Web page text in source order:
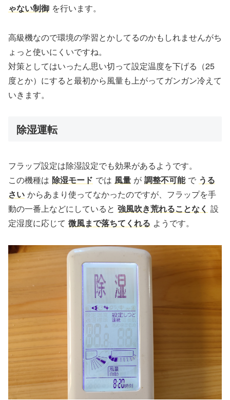
ゃない制御 を行います。
高級機なので環境の学習とかしてるのかもしれませんがち
ょっと使いにくいですね。
対策としてはいったん思い切って設定温度を下げる（25
度とか）にすると最初から風量も上がってガンガン冷えて
いきます。
除湿運転
フラップ設定は除湿設定でも効果があるようです。
この機種は 除湿モード では 風量 が 調整不可能 で うる
さい からあまり使ってなかったのですが、フラップを手
動の一番上などにしていると 強風吹き荒れることなく 設
定湿度に応じて 微風まで落ちてくれる ようです。